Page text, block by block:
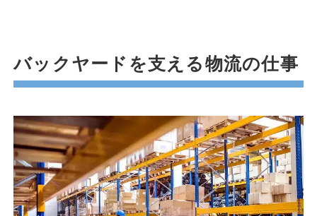
バックヤードを支える物流の仕事